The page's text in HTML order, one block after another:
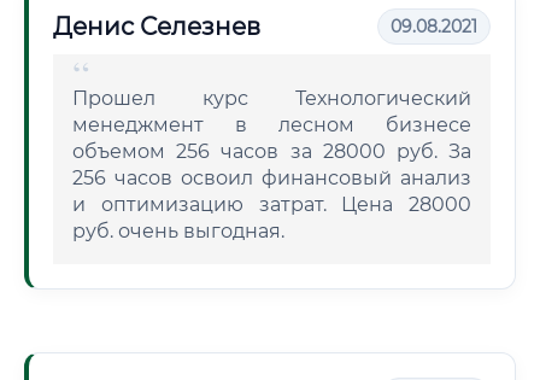
Денис Селезнев 09.08.2021
Прошел курс Технологический
менеджмент в лесном бизнесе
объемом 256 часов за 28000 руб. За
256 часов освоил финансовый анализ
и оптимизацию затрат. Цена 28000
руб. очень выгодная.